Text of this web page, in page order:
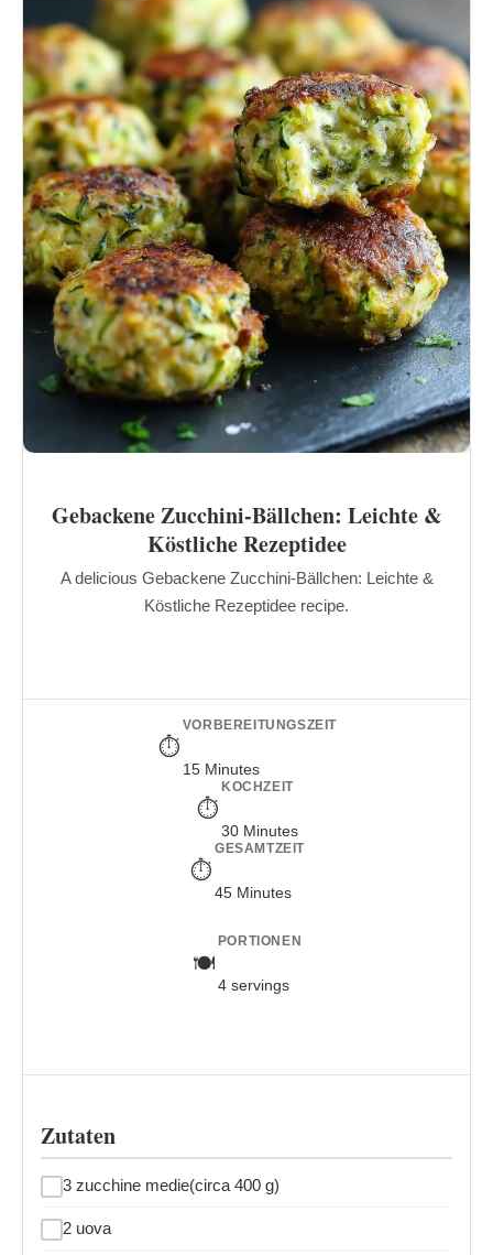
Gebackene Zucchini-Bällchen: Leichte &
Köstliche Rezeptidee
A delicious Gebackene Zucchini-Bällchen: Leichte &
Köstliche Rezeptidee recipe.
VORBEREITUNGSZEIT
15 Minutes
KOCHZEIT
30 Minutes
GESAMTZEIT
45 Minutes
PORTIONEN
4 servings
Zutaten
3 zucchine medie(circa 400 g)
2 uova